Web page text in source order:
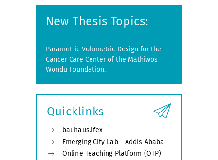
New Thesis Topics:
Parametric Volumetric Design for the
Cancer Care Center of the Mathiwos
Wondu Foundation.
Quicklinks
bauhaus.ifex
Emerging City Lab - Addis Ababa
Online Teaching Platform (OTP)